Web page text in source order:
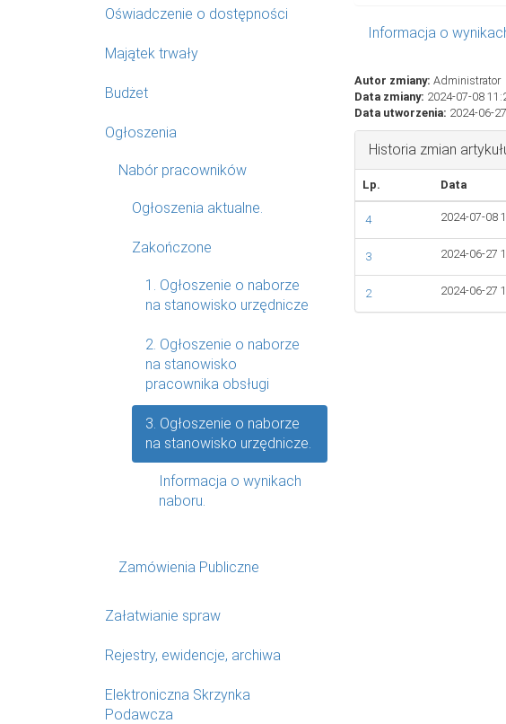
Oświadczenie o dostępności
Majątek trwały
Budżet
Ogłoszenia
Nabór pracowników
Ogłoszenia aktualne.
Zakończone
1. Ogłoszenie o naborze
na stanowisko urzędnicze
2. Ogłoszenie o naborze
na stanowisko
pracownika obsługi
3. Ogłoszenie o naborze
na stanowisko urzędnicze.
Informacja o wynikach
naboru.
Zamówienia Publiczne
Załatwianie spraw
Rejestry, ewidencje, archiwa
Elektroniczna Skrzynka
Podawcza
Informacja o
Autor zmiany: Administrator
Data zmiany: 2024-07-08
Data utworzenia: 2024-06-
Historia zmian
Lp. Data
4 2024-07-08
3 2024-06-27
2 2024-06-27